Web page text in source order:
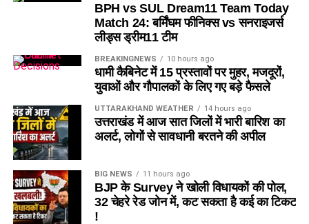
Joe Clarke
Ryan Rickelton (VC)
Donovan Ferreira
Batters
Harry Brook
All-rounders
Mitchell Marsh (C)
BPH vs SUL Dream11 Team Today
Match 24: बर्मिंघम फीनिक्स vs सनराइजर्स
लीड्स ड्रीम11 टीम
BREAKINGNEWS 10 hours ago
धामी कैबिनेट में 15 प्रस्तावों पर मुहर, मजदूरों,
युवाओं और गौपालकों के लिए गए बड़े फैसले
UTTARAKHAND WEATHER 14 hours ago
उत्तराखंड में आज सात जिलों में भारी बारिश का
अलर्ट, लोगों से सावधानी बरतने की अपील
BIG NEWS 11 hours ago
BJP के Survey ने खोली विधायकों की पोल,
32 चेहरे रेड जोन में, कट सकता है कई का टिकट
!